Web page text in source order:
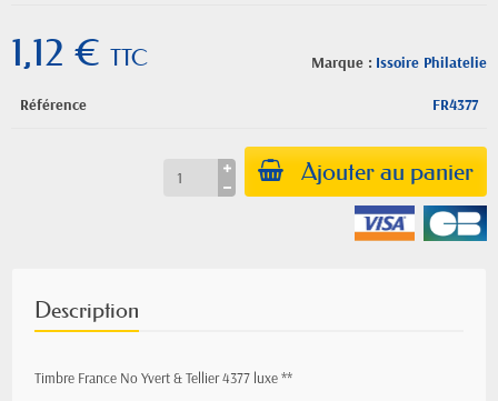
Marque : Issoire Philatelie
1,12 € TTC
Référence FR4377
Ajouter au panier
Description
Timbre France No Yvert & Tellier 4377 luxe **